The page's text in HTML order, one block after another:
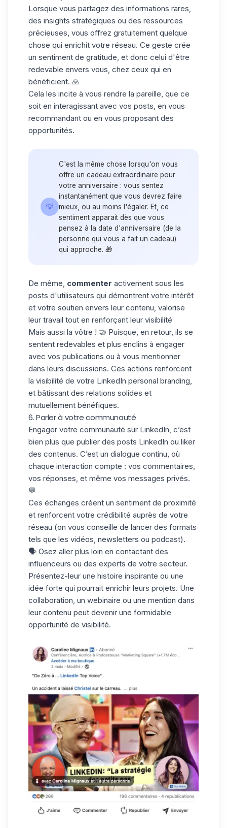
Lorsque vous partagez des informations rares,
des insights stratégiques ou des ressources
précieuses, vous offrez gratuitement quelque
chose qui enrichit votre réseau. Ce geste crée
un sentiment de gratitude, et donc celui d'être
redevable envers vous, chez ceux qui en
bénéficient. 🙏
Cela les incite à vous rendre la pareille, que ce
soit en interagissant avec vos posts, en vous
recommandant ou en vous proposant des
opportunités.
💡
C'est la même chose lorsqu'on vous
offre un cadeau extraordinaire pour
votre anniversaire : vous sentez
instantanément que vous devrez faire
mieux, ou au moins l'égaler. Et, ce
sentiment apparait dès que vous
pensez à la date d'anniversaire (de la
personne qui vous a fait un cadeau)
qui approche. 🎁
De même, commenter activement sous les
posts d'utilisateurs qui démontrent votre intérêt
et votre soutien envers leur contenu, valorise
leur travail tout en renforçant leur visibilité
Mais aussi la vôtre ! 🤝 Puisque, en retour, ils se
sentent redevables et plus enclins à engager
avec vos publications ou à vous mentionner
dans leurs discussions. Ces actions renforcent
la visibilité de votre LinkedIn personal branding,
et bâtissant des relations solides et
mutuellement bénéfiques.
6. Parler à votre communauté
Engager votre communauté sur LinkedIn, c’est
bien plus que publier des posts LinkedIn ou liker
des contenus. C’est un dialogue continu, où
chaque interaction compte : vos commentaires,
vos réponses, et même vos messages privés.
💬
Ces échanges créent un sentiment de proximité
et renforcent votre crédibilité auprès de votre
réseau (on vous conseille de lancer des formats
tels que les vidéos, newsletters ou podcast).
🗣️ Osez aller plus loin en contactant des
influenceurs ou des experts de votre secteur.
Présentez-leur une histoire inspirante ou une
idée forte qui pourrait enrichir leurs projets. Une
collaboration, un webinaire ou une mention dans
leur contenu peut devenir une formidable
opportunité de visibilité.